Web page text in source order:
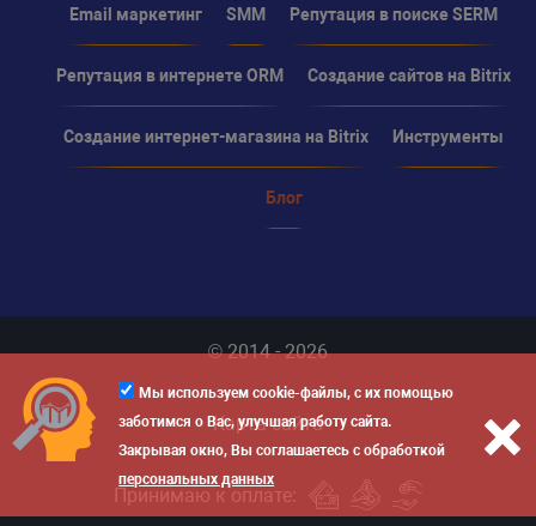
Мы используем cookie-файлы, с их помощью
заботимся о Вас, улучшая работу сайта.
Закрывая окно, Вы соглашаетесь с обработкой
персональных данных
Email маркетинг SMM Репутация в поиске SERM
Репутация в интернете ORM Создание сайтов на Bitrix
Создание интернет-магазина на Bitrix Инструменты
Блог
© 2014 - 2026
Карта сайта
Принимаю к оплате: